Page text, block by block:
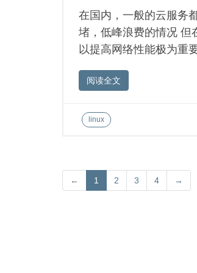
在国内，一般的云服务
堵，低峰浪费的情况 但
以提高网络性能极为重
阅读全文
linux
← 1 2 3 4 →